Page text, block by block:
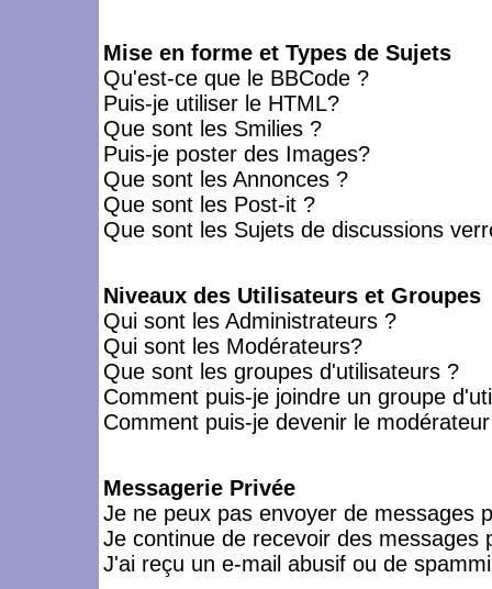
Mise en forme et Types de Sujets
Qu'est-ce que le BBCode ?
Puis-je utiliser le HTML?
Que sont les Smilies ?
Puis-je poster des Images?
Que sont les Annonces ?
Que sont les Post-it ?
Que sont les Sujets de discussions
Niveaux des Utilisateurs et Groupes
Qui sont les Administrateurs ?
Qui sont les Modérateurs?
Que sont les groupes d'utilisateurs ?
Comment puis-je joindre un groupe
Comment puis-je devenir le
Messagerie Privée
Je ne peux pas envoyer de messages
Je continue de recevoir des messages
J'ai reçu un e-mail abusif ou de